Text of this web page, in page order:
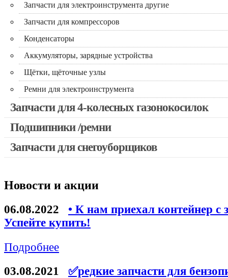
Запчасти для электроинструмента другие
Запчасти для компрессоров
Конденсаторы
Аккумуляторы, зарядные устройства
Щётки, щёточные узлы
Ремни для электроинструмента
Запчасти для 4-колесных газонокосилок
Подшипники /ремни
Запчасти для снегоуборщиков
Новости и акции
06.08.2022
• К нам приехал контейнер с
Успейте купить!
Подробнее
03.08.2021
✅редкие запчасти для